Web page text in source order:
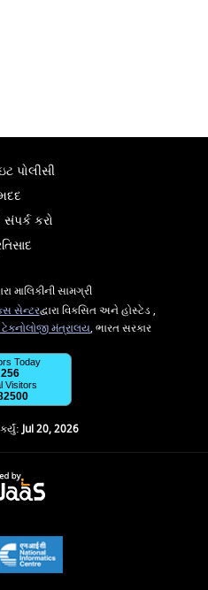
પોલીસી
કરો
માલિકીની સામગ્રી
સેન્ટરદ્વારા વિકસિત અને હોસ્ટેડ ,
મંત્રાલય, ભારત સરકાર
Today
256
Visitors
Jul 20, 2026